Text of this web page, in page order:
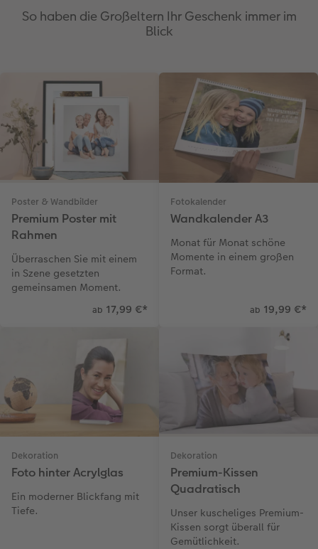
So haben die Großeltern Ihr Geschenk immer im
Blick
Poster & Wandbilder
Premium Poster mit
Rahmen
Überraschen Sie mit einem
in Szene gesetzten
gemeinsamen Moment.
ab 17,99 €*
Fotokalender
Wandkalender A3
Monat für Monat schöne
Momente in einem großen
Format.
ab 19,99 €*
Dekoration
Foto hinter Acrylglas
Ein moderner Blickfang mit
Tiefe.
Dekoration
Premium-Kissen
Quadratisch
Unser kuscheliges Premium-
Kissen sorgt überall für
Gemütlichkeit.